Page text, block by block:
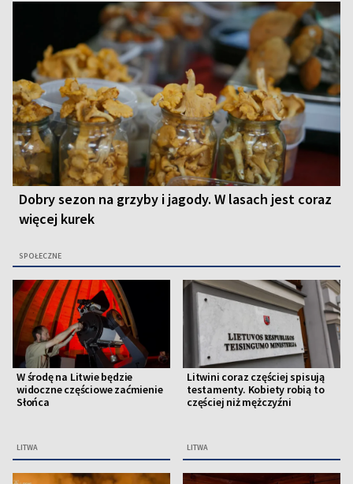
Dobry sezon na grzyby i jagody. W lasach jest coraz
więcej kurek
SPOŁECZNE
W środę na Litwie będzie
widoczne częściowe zaćmienie
Słońca
LITWA
Litwini coraz częściej spisują
testamenty. Kobiety robią to
częściej niż mężczyźni
LITWA